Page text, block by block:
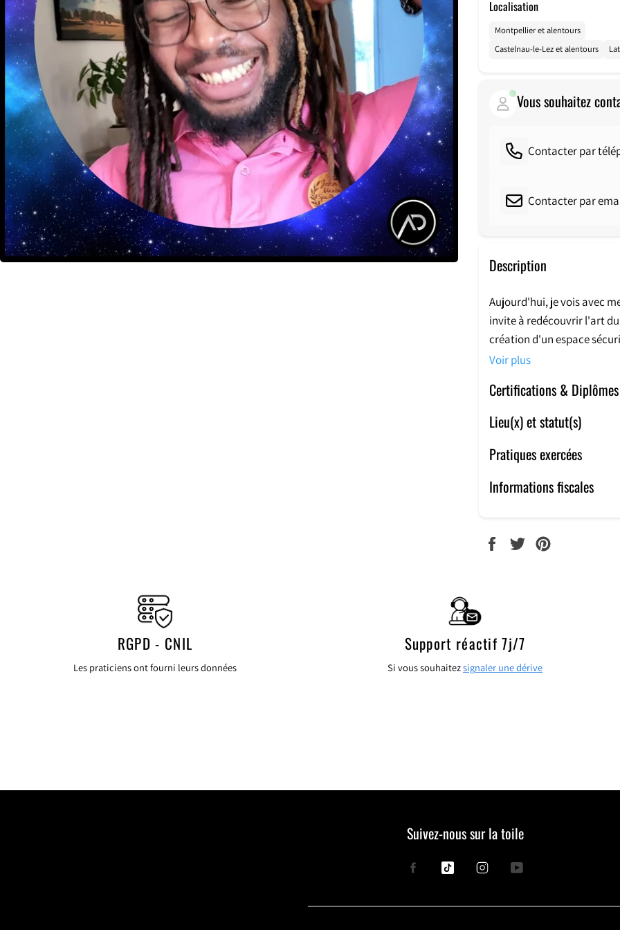
Localisation
Montpellier et alentours
Castelnau-le-Lez et alentours
Vous souhaitez
Contacter par
Contacter par
Description
Aujourd'hui, je vois avec
invite à redécouvrir l'art
création d'un espace
laisser ton corps s'exprimer.
Pour moi, le massage est
Je suis l'artiste qui traduit
qui dissipe les maux.
Alors c'est ça pour moi le
Voir plus
Certifications & Diplômes
Lieu(x) et statut(s)
Pratiques exercées
Informations fiscales
PARTAGER
TWEETERÉPINGLER
RGPD - CNIL
Les praticiens ont fourni leurs données
Support réactif 7j/7
Si vous souhaitezsignaler une dérive
Suivez-nous sur la toile
FacebookTiktok InstagramYouTube